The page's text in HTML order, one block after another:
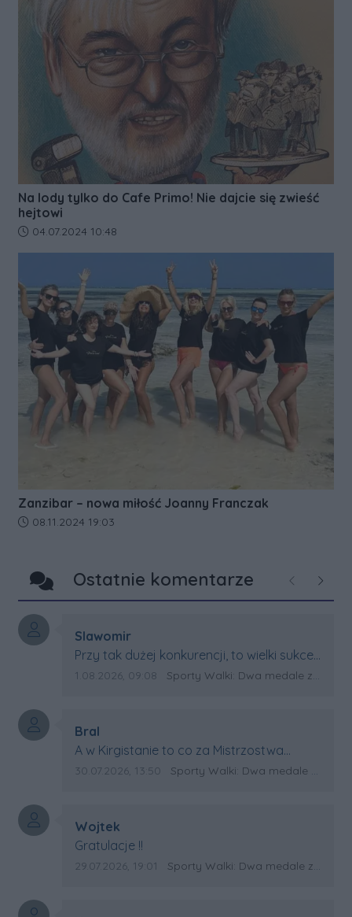
Na lody tylko do Cafe Primo! Nie dajcie się zwieść
hejtowi
Data dodania artykułu:
04.07.2024 10:48
Zanzibar – nowa miłość Joanny Franczak
Data dodania artykułu:
08.11.2024 19:03
Ostatnie komentarze Poprzednie
Autor komentarza:
Slawomir
Treść komentarza:
Przy tak dużej konkurencji, to wielki sukces
Artura. Gratulacje !
Data dodania komentarza:
1.08.2026, 09:08 Źródło komentarza:
Sporty Walki: Dwa medale za oceanem
Autor komentarza:
Bral
Treść komentarza:
A w Kirgistanie to co za Mistrzostwa
Swiata?
Data dodania komentarza:
30.07.2026, 13:50 Źródło komentarza:
Sporty Walki: Dwa medale za oceanem
Autor komentarza:
Wojtek
Treść komentarza:
Gratulacje !!
Data dodania komentarza:
29.07.2026, 19:01 Źródło komentarza:
Sporty Walki: Dwa medale za oceanem